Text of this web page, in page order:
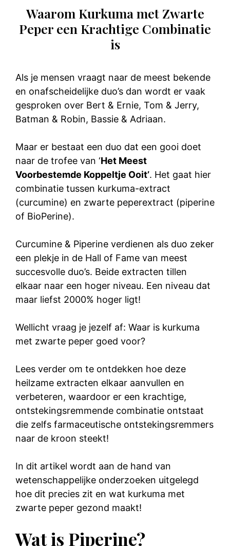
Waarom Kurkuma met Zwarte
Peper een Krachtige Combinatie
is
Als je mensen vraagt naar de meest bekende
en onafscheidelijke duo’s dan wordt er vaak
gesproken over Bert & Ernie, Tom & Jerry,
Batman & Robin, Bassie & Adriaan.
Maar er bestaat een duo dat een gooi doet
naar de trofee van ‘Het Meest
Voorbestemde Koppeltje Ooit’. Het gaat hier
combinatie tussen kurkuma-extract
(curcumine) en zwarte peperextract (piperine
of BioPerine).
Curcumine & Piperine verdienen als duo zeker
een plekje in de Hall of Fame van meest
succesvolle duo’s. Beide extracten tillen
elkaar naar een hoger niveau. Een niveau dat
maar liefst 2000% hoger ligt!
Wellicht vraag je jezelf af: Waar is kurkuma
met zwarte peper goed voor?
Lees verder om te ontdekken hoe deze
heilzame extracten elkaar aanvullen en
verbeteren, waardoor er een krachtige,
ontstekingsremmende combinatie ontstaat
die zelfs farmaceutische ontstekingsremmers
naar de kroon steekt!
In dit artikel wordt aan de hand van
wetenschappelijke onderzoeken uitgelegd
hoe dit precies zit en wat kurkuma met
zwarte peper gezond maakt!
Wat is Piperine?